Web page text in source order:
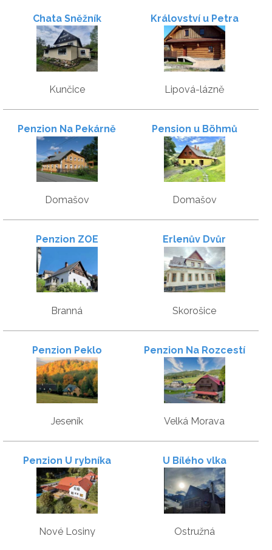
Chata Sněžník
Kunčice
Království u Petra
Lipová-lázně
Penzion Na Pekárně
Domašov
Pension u Böhmů
Domašov
Penzion ZOE
Branná
Erlenův Dvůr
Skorošice
Penzion Peklo
Jeseník
Penzion Na Rozcestí
Velká Morava
Penzion U rybníka
Nové Losiny
U Bílého vlka
Ostružná